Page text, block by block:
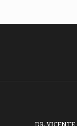
DR. VICENTE